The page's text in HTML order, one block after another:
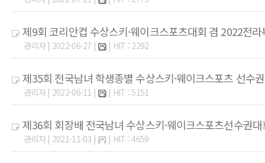
제9회 코리안컵 수상스키·웨이크스포츠대회 겸 2022전
관리자 | 2022-06-27 | | HIT : 2292
제35회 전국남녀 학생종별 수상스키·웨이크스포츠 선수
관리자 | 2022-06-11 | | HIT : 5151
제36회 회장배 전국남녀 수상스키·웨이크스포츠선수권
관리자 | 2021-11-03 | | HIT : 4659